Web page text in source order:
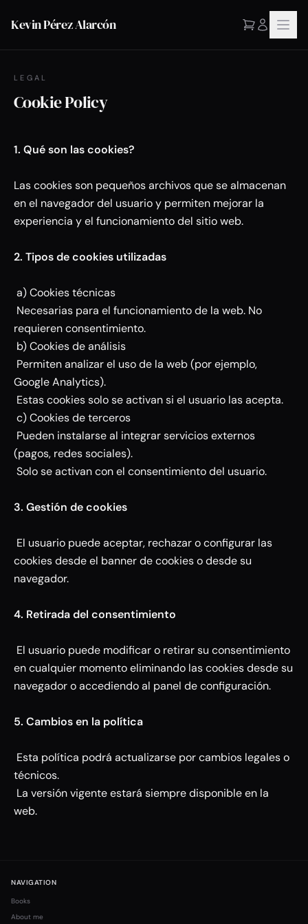
Kevin Pérez Alarcón
LEGAL
Cookie Policy
1. Qué son las cookies?
Las cookies son pequeños archivos que se almacenan
en el navegador del usuario y permiten mejorar la
experiencia y el funcionamiento del sitio web.
2. Tipos de cookies utilizadas
a) Cookies técnicas
Necesarias para el funcionamiento de la web. No
requieren consentimiento.
b) Cookies de análisis
Permiten analizar el uso de la web (por ejemplo,
Google Analytics).
Estas cookies solo se activan si el usuario las acepta.
c) Cookies de terceros
Pueden instalarse al integrar servicios externos
(pagos, redes sociales).
Solo se activan con el consentimiento del usuario.
3. Gestión de cookies
El usuario puede aceptar, rechazar o configurar las
cookies desde el banner de cookies o desde su
navegador.
4. Retirada del consentimiento
El usuario puede modificar o retirar su consentimiento
en cualquier momento eliminando las cookies desde su
navegador o accediendo al panel de configuración.
5. Cambios en la política
Esta política podrá actualizarse por cambios legales o
técnicos.
La versión vigente estará siempre disponible en la
web.
NAVIGATION
Books
About me